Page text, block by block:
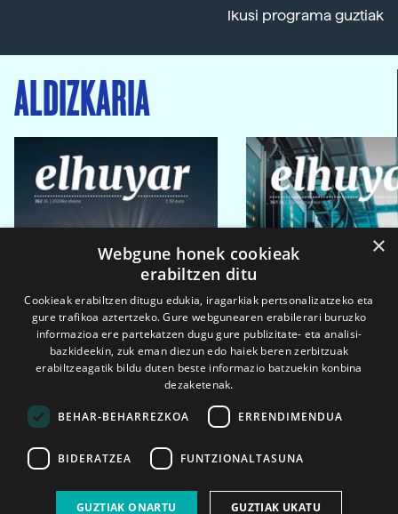
Ikusi programa guztiak
ALDIZKARIA
2026ko eka. 1a 2026ko mar. 1a
×
Webgune honek cookieak
erabiltzen ditu
Cookieak erabiltzen ditugu edukia, iragarkiak pertsonalizatzeko eta
gure trafikoa aztertzeko. Gure webgunearen erabilerari buruzko
informazioa ere partekatzen dugu gure publizitate- eta analisi-
bazkideekin, zuk eman diezun edo haiek beren zerbitzuak
erabiltzeagatik bildu duten beste informazio batzuekin konbina
dezaketenak.
BEHAR-BEHARREZKOA ERRENDIMENDUA
BIDERATZEA FUNTZIONALTASUNA
GUZTIAK ONARTU GUZTIAK UKATU